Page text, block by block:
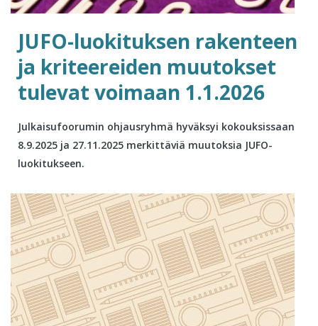
JUFO-luokituksen rakenteen
ja kriteereiden muutokset
tulevat voimaan 1.1.2026
Julkaisufoorumin ohjausryhmä hyväksyi kokouksissaan
8.9.2025 ja 27.11.2025 merkittäviä muutoksia JUFO-
luokitukseen.